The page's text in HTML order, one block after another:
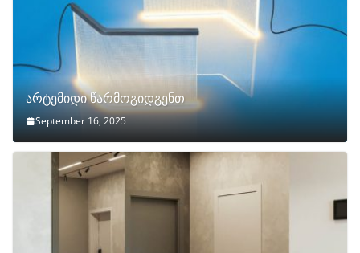
არტემიდი წარმოგიდგენთ
September 16, 2025